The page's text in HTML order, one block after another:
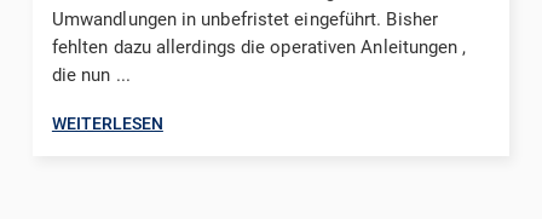
Umwandlungen in unbefristet eingeführt. Bisher
fehlten dazu allerdings die operativen Anleitungen ,
die nun ...
WEITERLESEN